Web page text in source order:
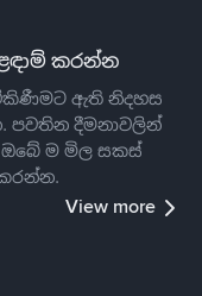
කරන්න
ඇති නිදහස
පවතින දීමනාවලින්
ම මිල සකස්
View more